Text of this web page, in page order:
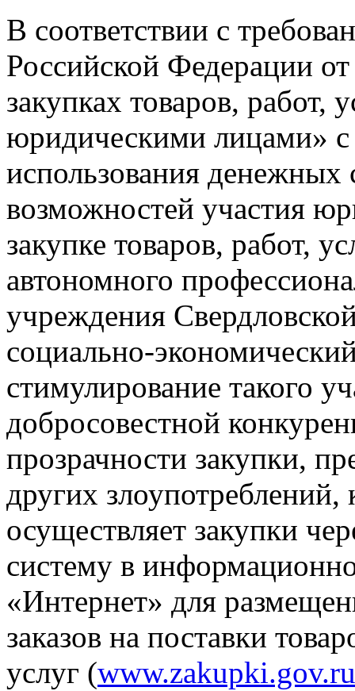
В соответствии с
Российской Федерации
закупках товаров, работ,
юридическими лицами»
использования денежных
возможностей участия
закупке товаров, работ,
автономного
учреждения
социально-
стимулирование такого
добросовестной
прозрачности закупки,
других
осуществляет закупки
систему в
«Интернет» для
заказов на поставки
услуг (www.zakupki.gov.ru